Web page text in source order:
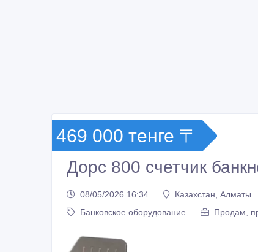
469 000 тенге 〒
Дорс 800 счетчик
08/05/2026 16:34
Казахстан, Алматы
Банковское оборудование
Продам,